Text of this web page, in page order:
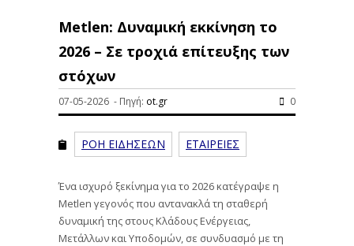
Metlen: Δυναμική εκκίνηση το
2026 – Σε τροχιά επίτευξης των
στόχων
07-05-2026 - Πηγή: ot.gr 0
ΡΟΗ ΕΙΔΗΣΕΩΝ ΕΤΑΙΡΕΙΕΣ
Ένα ισχυρό ξεκίνημα για το 2026 κατέγραψε η
Metlen γεγονός που αντανακλά τη σταθερή
δυναμική της στους Κλάδους Ενέργειας,
Μετάλλων και Υποδομών, σε συνδυασμό με τη